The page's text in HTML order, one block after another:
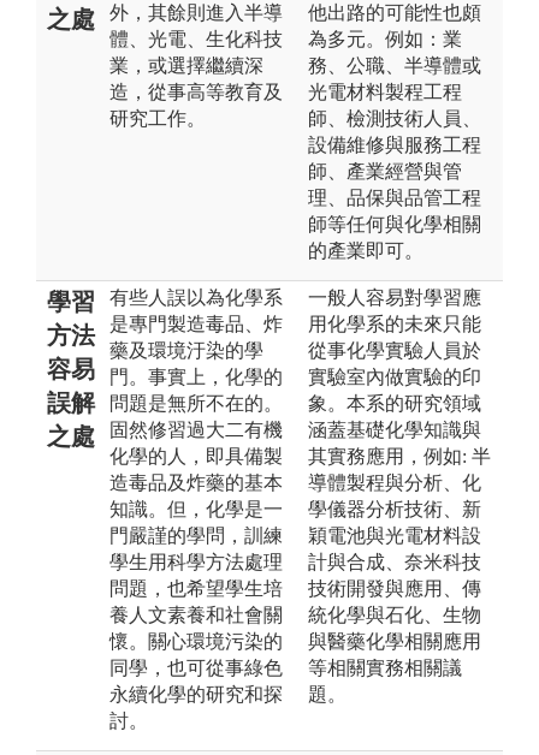
之處
外，其餘則進入半導
體、光電、生化科技
業，或選擇繼續深
造，從事高等教育及
研究工作。
他出路的可能性也頗
為多元。例如：業
務、公職、半導體或
光電材料製程工程
師、檢測技術人員、
設備維修與服務工程
師、產業經營與管
理、品保與品管工程
師等任何與化學相關
的產業即可。
學習
方法
容易
誤解
之處
有些人誤以為化學系
是專門製造毒品、炸
藥及環境汙染的學
門。事實上，化學的
問題是無所不在的。
固然修習過大二有機
化學的人，即具備製
造毒品及炸藥的基本
知識。但，化學是一
門嚴謹的學問，訓練
學生用科學方法處理
問題，也希望學生培
養人文素養和社會關
懷。關心環境污染的
同學，也可從事綠色
永續化學的研究和探
討。
一般人容易對學習應
用化學系的未來只能
從事化學實驗人員於
實驗室內做實驗的印
象。本系的研究領域
涵蓋基礎化學知識與
其實務應用，例如: 半
導體製程與分析、化
學儀器分析技術、新
穎電池與光電材料設
計與合成、奈米科技
技術開發與應用、傳
統化學與石化、生物
與醫藥化學相關應用
等相關實務相關議
題。